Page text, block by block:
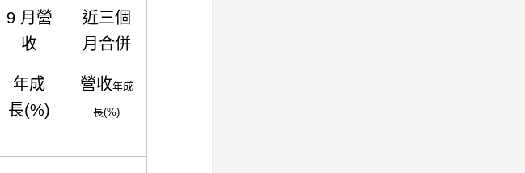
9 月營
收
年成
長(%)
近三個
月合併
營收年成
長(%)